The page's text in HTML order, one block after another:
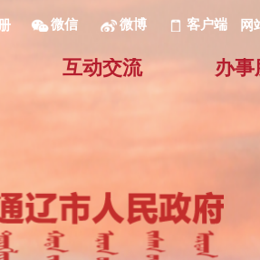
微信 微博 客户端 网
互动交流 办